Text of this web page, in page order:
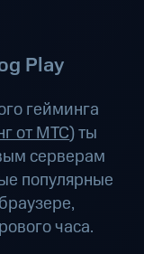
Play
гейминга
от МТС) ты
серверам
популярные
часа.